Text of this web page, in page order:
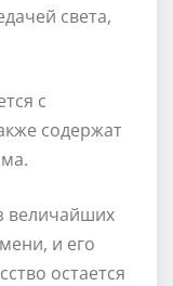
света,
с
содержат
величайших
и его
остается